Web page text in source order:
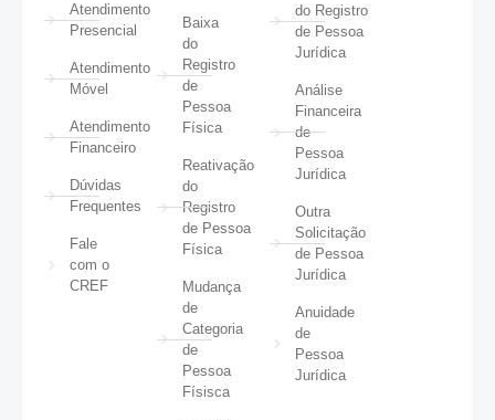
Atendimento
Presencial
Atendimento
Móvel
Atendimento
Financeiro
Dúvidas
Frequentes
Fale
com o
CREF
Baixa
do
Registro
de
Pessoa
Física
Reativação
do
Registro
de Pessoa
Física
Mudança
de
Categoria
de
Pessoa
Físisca
do Registro
de Pessoa
Jurídica
Análise
Financeira
de
Pessoa
Jurídica
Outra
Solicitação
de Pessoa
Jurídica
Anuidade
de
Pessoa
Jurídica